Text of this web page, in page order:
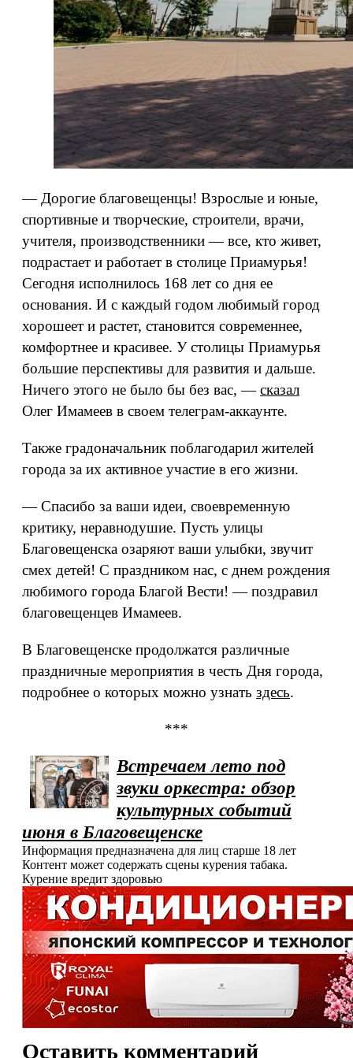
— Дорогие благовещенцы! Взрослые и юные,
спортивные и творческие, строители, врачи,
учителя, производственники — все, кто живет,
подрастает и работает в столице Приамурья!
Сегодня исполнилось 168 лет со дня ее
основания. И с каждый годом любимый город
хорошеет и растет, становится современнее,
комфортнее и красивее. У столицы Приамурья
большие перспективы для развития и дальше.
Ничего этого не было бы без вас, —сказал
Олег Имамеев в своем телеграм-аккаунте.
Также градоначальник поблагодарил жителей
города за их активное участие в его жизни.
— Спасибо за ваши идеи, своевременную
критику, неравнодушие. Пусть улицы
Благовещенска озаряют ваши улыбки, звучит
смех детей! С праздником нас, с днем рождения
любимого города Благой Вести! — поздравил
благовещенцев Имамеев.
В Благовещенске продолжатся различные
праздничные мероприятия в честь Дня города,
подробнее о которых можно узнать здесь.
***
Встречаем лето под
звуки оркестра: обзор
культурных событий
июня в Благовещенске
Информация предназначена для лиц старше 18 лет
Контент может содержать сцены курения табака.
Курение вредит здоровью
Оставить комментарий